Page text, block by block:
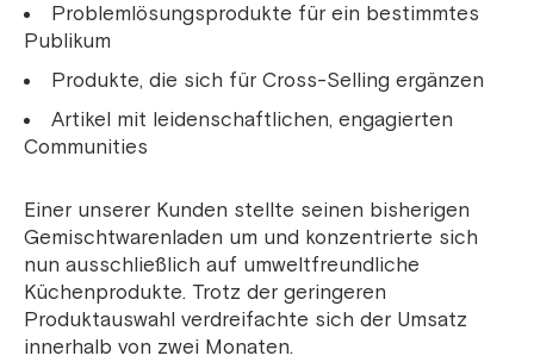
Problemlösungsprodukte für ein bestimmtes
Publikum
Produkte, die sich für Cross-Selling ergänzen
Artikel mit leidenschaftlichen, engagierten
Communities
Einer unserer Kunden stellte seinen bisherigen
Gemischtwarenladen um und konzentrierte sich
nun ausschließlich auf umweltfreundliche
Küchenprodukte. Trotz der geringeren
Produktauswahl verdreifachte sich der Umsatz
innerhalb von zwei Monaten.